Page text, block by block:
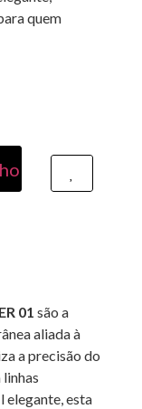
quem
01 são a
aliada à
a precisão do
elegante, esta